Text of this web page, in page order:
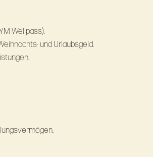
Wellpass).
und Urlaubsgeld.